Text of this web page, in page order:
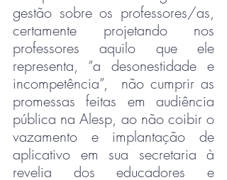
gestão sobre os professores/as,
certamente projetando nos
professores aquilo que ele
representa, “a desonestidade e
incompetência”,  não cumprir as
promessas feitas em audiência
pública na Alesp, ao não coibir o
vazamento e implantação de
aplicativo em sua secretaria à
revelia dos educadores e